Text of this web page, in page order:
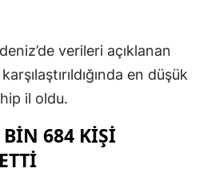
verileri açıklanan
en düşük
il oldu.
BİN 684 KİŞİ